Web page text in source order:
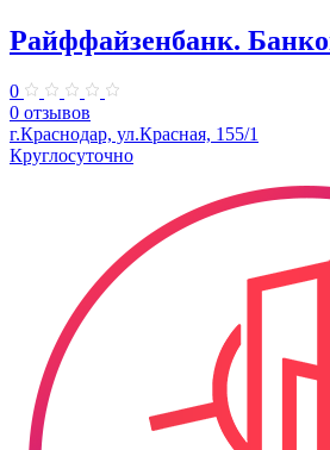
Райффайзенбанк.
0
0 отзывов
г.Краснодар, ул.Красная, 155/1
Круглосуточно